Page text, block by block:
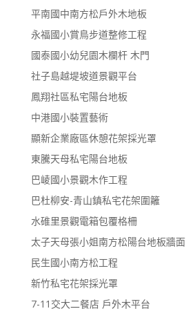
平南國中南方松戶外木地板
永福國小賞鳥步道整修工程
國泰國小幼兒園木欄杆 木門
社子島越堤坡道景觀平台
鳳翔社區私宅陽台地板
中港國小裝置藝術
顯新企業廠區休憩花架採光罩
東騰天母私宅陽台地板
巴崚國小景觀木作工程
巴杜柳安-青山鎮私宅花架圍籬
水碓里景觀電箱包覆格柵
太子天母張小姐南方松陽台地板牆面
民生國小南方松工程
新竹私宅花架採光罩
7-11交大二餐店 戶外木平台